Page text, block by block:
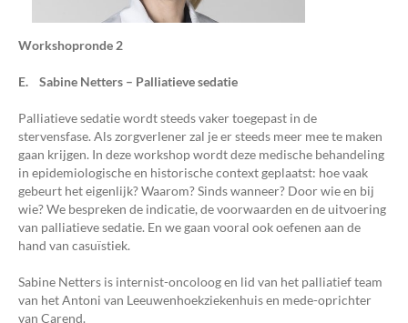
Workshopronde 2
E. Sabine Netters – Palliatieve sedatie
Palliatieve sedatie wordt steeds vaker toegepast in de
stervensfase. Als zorgverlener zal je er steeds meer mee te maken
gaan krijgen. In deze workshop wordt deze medische behandeling
in epidemiologische en historische context geplaatst: hoe vaak
gebeurt het eigenlijk? Waarom? Sinds wanneer? Door wie en bij
wie? We bespreken de indicatie, de voorwaarden en de uitvoering
van palliatieve sedatie. En we gaan vooral ook oefenen aan de
hand van casuïstiek.
Sabine Netters is internist-oncoloog en lid van het palliatief team
van het Antoni van Leeuwenhoekziekenhuis en mede-oprichter
van Carend.